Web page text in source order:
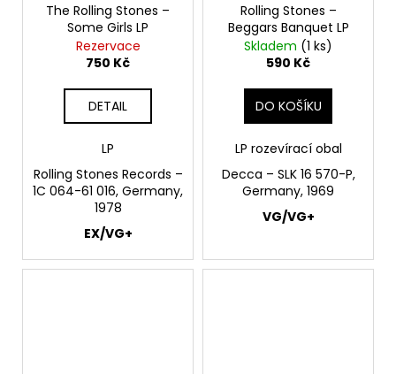
The Rolling Stones –
Some Girls LP
Rezervace
750 Kč
DETAIL
LP
Rolling Stones Records –
1C 064-61 016, Germany,
1978
EX/VG+
Rolling Stones –
Beggars Banquet LP
Skladem (1 ks)
590 Kč
DO KOŠÍKU
LP rozevírací obal
Decca ‎– SLK 16 570-P,
Germany, 1969
VG/VG+